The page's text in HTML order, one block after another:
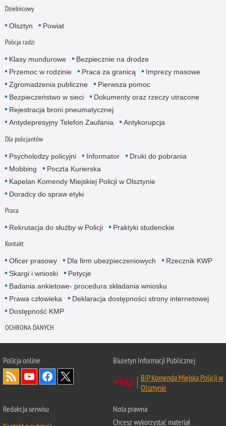
Dzielnicowy
Olsztyn Powiat
Policja radzi
Klasy mundurowe
Bezpiecznie na drodze
Przemoc w rodzinie
Praca za granicą
Imprezy masowe
Zgromadzenia publiczne
Pierwsza pomoc
Bezpieczeństwo w sieci
Dokumenty oraz rzeczy utracone
Rejestracja broni pneumatycznej
Antydepresyjny Telefon Zaufania
Antykorupcja
Dla policjantów
Psycholodzy policyjni Informator
Druki do pobrania
Mobbing
Poczta Kurierska
Kapelan Komendy Miejskiej Policji w Olsztynie
Doradcy do spraw etyki
Praca
Rekrutacja do służby w Policji Praktyki studenckie
Kontakt
Oficer prasowy Dla firm ubezpieczeniowych
Rzecznik KWP
Skargi i wnioski
Petycje
Badania ankietowe- procedura składania wniosku
Prawa człowieka
Deklaracja dostępności strony internetowej
Dostępność KMP
OCHRONA DANYCH
Policja online
Biuletyn Informacji Publicznej
BIP Komenda Miejska Policji w
Olsztynie
Redakcja serwisu
Nota prawna
Chcesz wykorzystać materiał